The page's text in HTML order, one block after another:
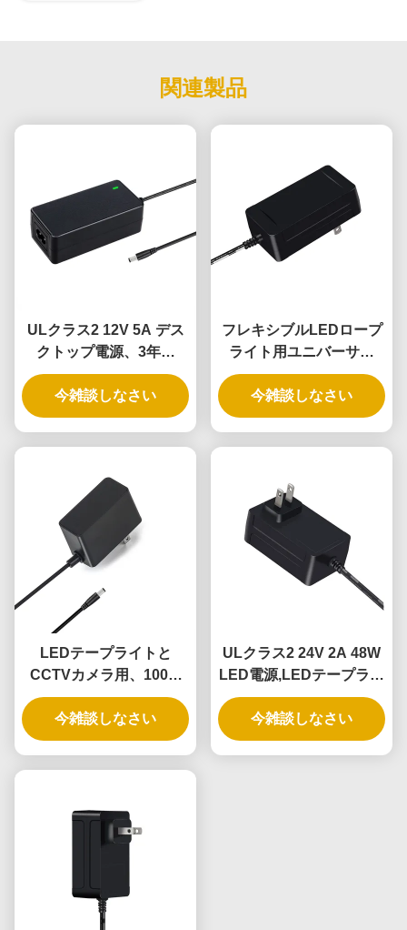
関連製品
ULクラス2 12V 5A デス
クトップ電源、3年保
証、DOE VI準拠
今雑談しなさい
フレキシブルLEDロープ
ライト用ユニバーサル
12V5A 60W電源アダプタ
ー（3年保証）
今雑談しなさい
LEDテープライトと
CCTVカメラ用、100%
PC素材を使用した24W
100-240V AC電源
今雑談しなさい
ULクラス2 24V 2A 48W
LED電源,LEDテープライ
トのための100-240V入力
今雑談しなさい